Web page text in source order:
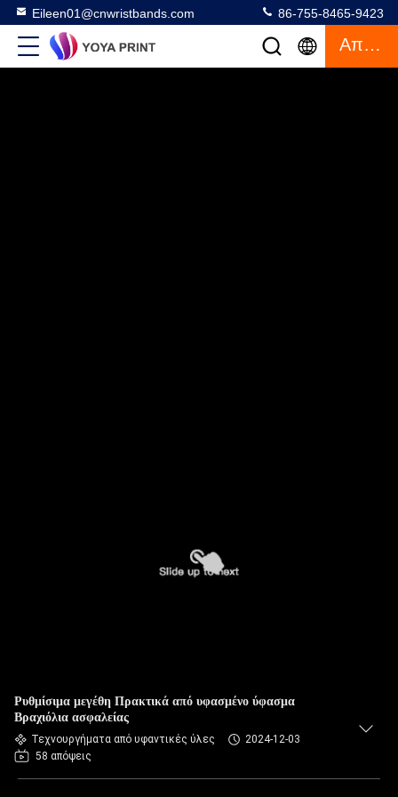
Eileen01@cnwristbands.com 86-755-8465-9423
Απόσπασμα
Ρυθμίσιμα μεγέθη Πρακτικά από υφασμένο ύφασμα
Βραχιόλια ασφαλείας
Τεχνουργήματα από υφαντικές ύλες
2024-12-03
58 απόψεις